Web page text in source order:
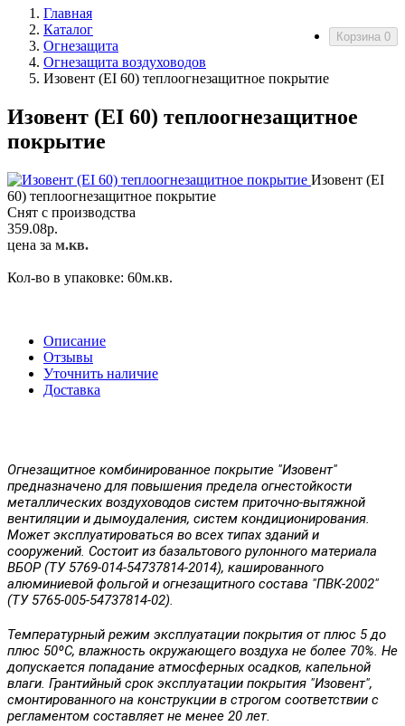
Корзина 0
Главная
Каталог
Огнезащита
Огнезащита воздуховодов
Изовент (EI 60) теплоогнезащитное покрытие
Изовент (EI 60) теплоогнезащитное
покрытие
Изовент (EI
60) теплоогнезащитное покрытие
Снят с производства
359.08р.
цена за м.кв.
Кол-во в упаковке: 60м.кв.
Описание
Отзывы
Уточнить наличие
Доставка
Огнезащитное комбинированное покрытие "Изовент"
предназначено для повышения предела огнестойкости
металлических воздуховодов систем приточно-вытяжной
вентиляции и дымоудаления, систем кондиционирования.
Может эксплуатироваться во всех типах зданий и
сооружений. Состоит из базальтового рулонного материала
ВБОР (ТУ 5769-014-54737814-2014), кашированного
алюминиевой фольгой и огнезащитного состава "ПВК-2002"
(ТУ 5765-005-54737814-02).
Температурный режим эксплуатации покрытия от плюс 5 до
плюс 50ºС, влажность окружающего воздуха не более 70%. Не
допускается попадание атмосферных осадков, капельной
влаги. Грантийный срок эксплуатации покрытия "Изовент",
смонтированного на конструкции в строгом соответствии с
регламентом составляет не менее 20 лет.